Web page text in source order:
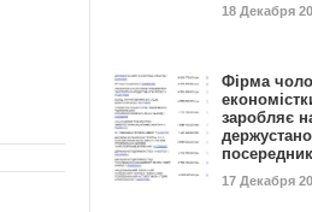
18 Декабря
Фірма
заробляє
17 Декабря